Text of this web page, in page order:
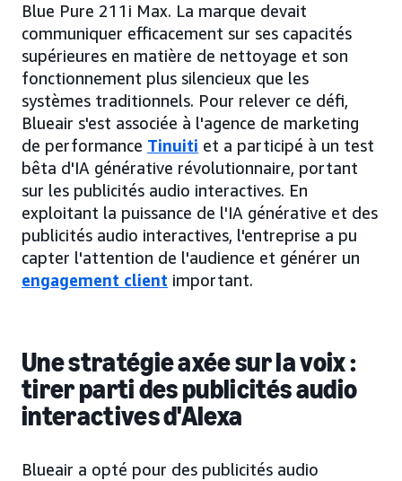
Blue Pure 211i Max. La marque devait
communiquer efficacement sur ses capacités
supérieures en matière de nettoyage et son
fonctionnement plus silencieux que les
systèmes traditionnels. Pour relever ce défi,
Blueair s'est associée à l'agence de marketing
de performance Tinuiti et a participé à un test
bêta d'IA générative révolutionnaire, portant
sur les publicités audio interactives. En
exploitant la puissance de l'IA générative et des
publicités audio interactives, l'entreprise a pu
capter l'attention de l'audience et générer un
engagement client important.
Une stratégie axée sur la voix :
tirer parti des publicités audio
interactives d'Alexa
Blueair a opté pour des publicités audio